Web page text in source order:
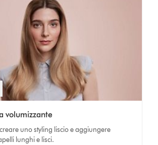
volumizzante
uno styling liscio e aggiungere
lunghi e lisci.